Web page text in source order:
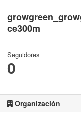
ce300m
Seguidores
0
Organización